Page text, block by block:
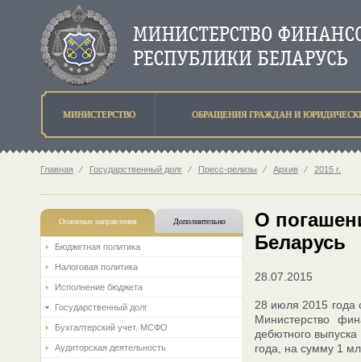
МИНИСТЕРСТВО ОБРАЩЕНИЯ ГРАЖДАН И
Главная ⁄ Государственный долг ⁄ Пресс-релизы ⁄ Архив ⁄ 2015 г.
Основные направления Дополнительно
Бюджетная политика
Налоговая политика
Исполнение бюджета
Государственный долг
Бухгалтерский учет. МСФО
Аудиторская деятельность
О
Беларусь
28.07.2015
28 июля 2015 года
Министерство
дебютного
года, на сумму 1